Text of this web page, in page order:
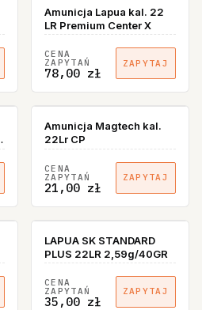
Amunicja Lapua kal. 22
LR Premium Center X
CENA
ZAPYTAŃ
78,00 zł
ZAPYTAJ
Amunicja Magtech kal.
22Lr CP
CENA
ZAPYTAŃ
21,00 zł
ZAPYTAJ
LAPUA SK STANDARD
PLUS 22LR 2,59g/40GR
CENA
ZAPYTAŃ
35,00 zł
ZAPYTAJ